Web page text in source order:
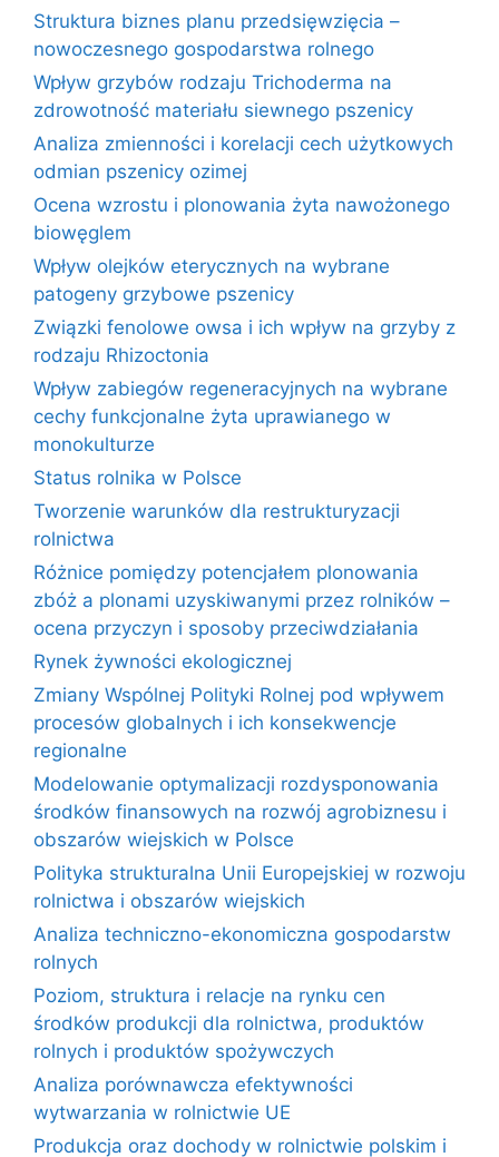
Struktura biznes planu przedsięwzięcia –
nowoczesnego gospodarstwa rolnego
Wpływ grzybów rodzaju Trichoderma na
zdrowotność materiału siewnego pszenicy
Analiza zmienności i korelacji cech użytkowych
odmian pszenicy ozimej
Ocena wzrostu i plonowania żyta nawożonego
biowęglem
Wpływ olejków eterycznych na wybrane
patogeny grzybowe pszenicy
Związki fenolowe owsa i ich wpływ na grzyby z
rodzaju Rhizoctonia
Wpływ zabiegów regeneracyjnych na wybrane
cechy funkcjonalne żyta uprawianego w
monokulturze
Status rolnika w Polsce
Tworzenie warunków dla restrukturyzacji
rolnictwa
Różnice pomiędzy potencjałem plonowania
zbóż a plonami uzyskiwanymi przez rolników –
ocena przyczyn i sposoby przeciwdziałania
Rynek żywności ekologicznej
Zmiany Wspólnej Polityki Rolnej pod wpływem
procesów globalnych i ich konsekwencje
regionalne
Modelowanie optymalizacji rozdysponowania
środków finansowych na rozwój agrobiznesu i
obszarów wiejskich w Polsce
Polityka strukturalna Unii Europejskiej w rozwoju
rolnictwa i obszarów wiejskich
Analiza techniczno-ekonomiczna gospodarstw
rolnych
Poziom, struktura i relacje na rynku cen
środków produkcji dla rolnictwa, produktów
rolnych i produktów spożywczych
Analiza porównawcza efektywności
wytwarzania w rolnictwie UE
Produkcja oraz dochody w rolnictwie polskim i